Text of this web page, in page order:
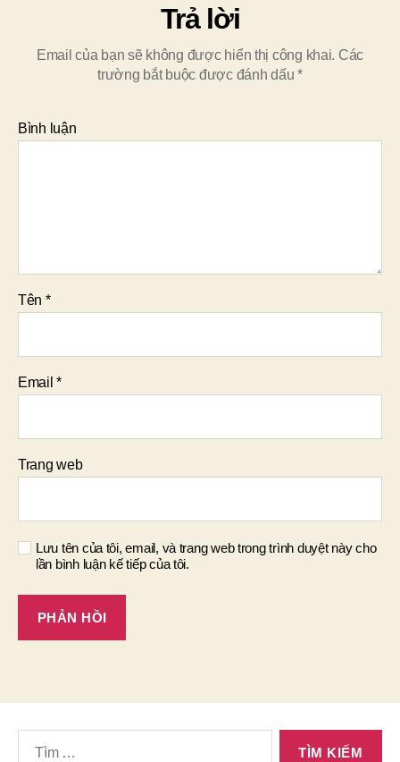
Trả lời
Email của bạn sẽ không được hiển thị công khai. Các
trường bắt buộc được đánh dấu*
Bình luận
Tên *
Email*
Trang web
Lưu tên của tôi, email, và trang web trong trình duyệt này cho
lần bình luận kế tiếp của tôi.
kiếm